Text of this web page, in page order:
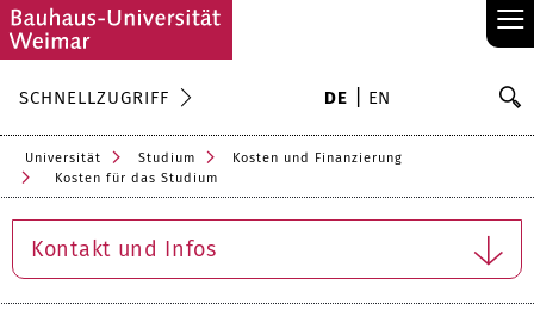
≡
SCHNELLZUGRIFF DE EN
Universität Studium
Kosten und Finanzierung
Kosten für das Studium
Kontakt und Infos